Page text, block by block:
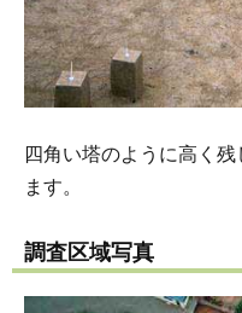
四角い塔のように高く
ます。
調査区域写真